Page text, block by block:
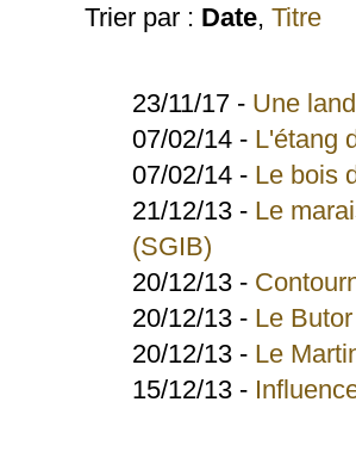
Trier par : Date, Titre
23/11/17 - Une
07/02/14 - L'étang
07/02/14 - Le bois
21/12/13 - Le
(SGIB)
20/12/13 -
20/12/13 - Le
20/12/13 - Le
15/12/13 -